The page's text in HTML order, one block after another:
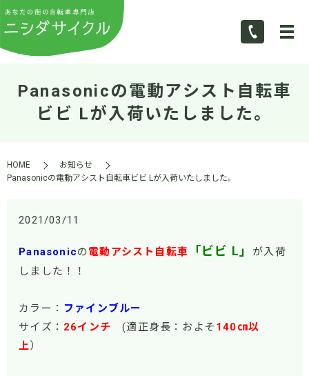
Panasonicの電動アシスト自転車
ビビ Lが入荷いたしました。
HOME
お知らせ
Panasonicの電動アシスト自転車ビビ Lが入荷いたしました。
2021/03/11
Panasonicの 電動アシスト自転車 「ビビ L」
が入荷
しました！！
カラー： ファインブルー
サイズ： 26インチ (適正身長：およそ 140㎝以
上）